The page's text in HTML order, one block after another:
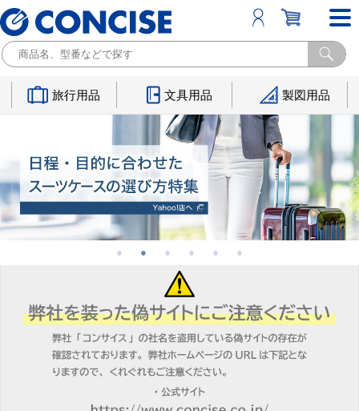
旅行用品 文具用品 製図用品